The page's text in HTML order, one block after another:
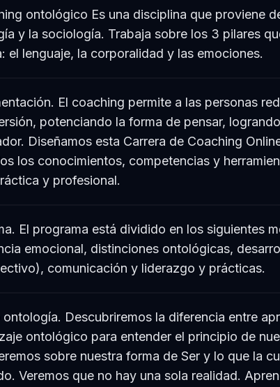
ontológico Es una disciplina que proviene
y la sociología. Trabaja sobre los 3 pilares
el lenguaje, la corporalidad y las emociones.
El coaching permite a las personas
potenciando la forma de pensar,
Diseñamos esta Carrera de Coaching
los conocimientos, competencias y
y profesional.
El programa está dividido en los siguientes
emocional, distinciones ontológicas,
comunicación y liderazgo y prácticas.
Descubriremos la diferencia entre
ontológico para entender el principio de
sobre nuestra forma de Ser y lo que la
Veremos que no hay una sola realidad.